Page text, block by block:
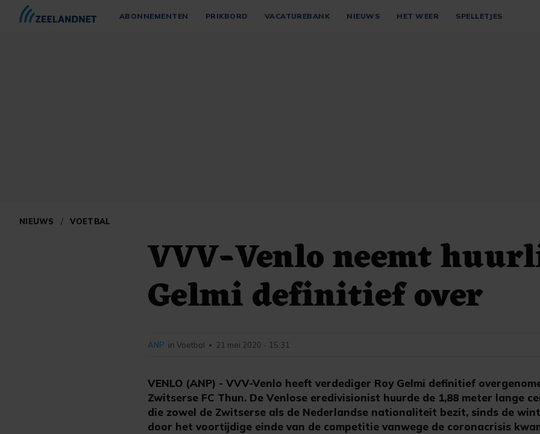
ABONNEMENTEN PRIKBORD VACATUREBANK NIEUWS HET WEER SPELLETJES
NIEUWS / VOETBAL
VVV-Venlo neemt
Gelmi definitief over
VENLO (ANP) - VVV-Venlo heeft verdediger Roy Gelmi definitief
Zwitserse FC Thun. De Venlose eredivisionist huurde de 1,88 meter lange
die zowel de Zwitserse als de Nederlandse nationaliteit bezit, sinds de
door het voortijdige einde van de competitie vanwege de coronacrisis
ANP in Voetbal • 21 mei 2020 - 15:31